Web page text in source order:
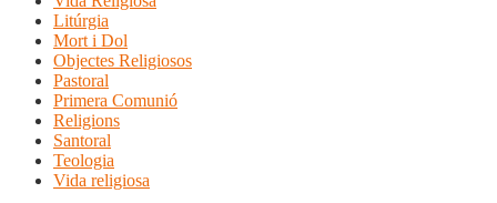
Litúrgia
Mort i Dol
Objectes Religiosos
Pastoral
Primera Comunió
Religions
Santoral
Teologia
Vida religiosa